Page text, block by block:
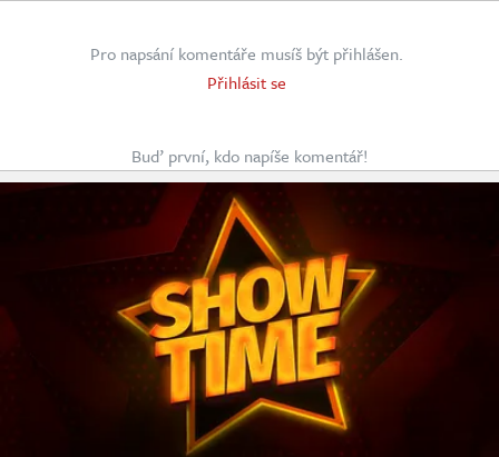
Pro napsání komentáře musíš být přihlášen.
Přihlásit se
Buď první, kdo napíše komentář!